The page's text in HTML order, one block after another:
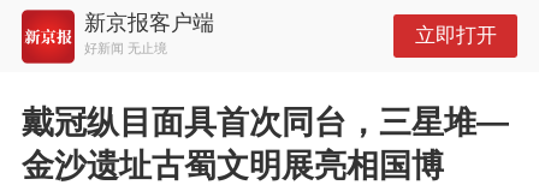
新京报客户端
好新闻 无止境
立即打开
戴冠纵目面具首次同台，三星堆—
金沙遗址古蜀文明展亮相国博